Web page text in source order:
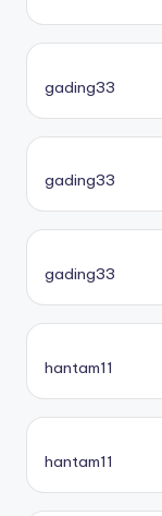
gading33
gading33
gading33
hantam11
hantam11